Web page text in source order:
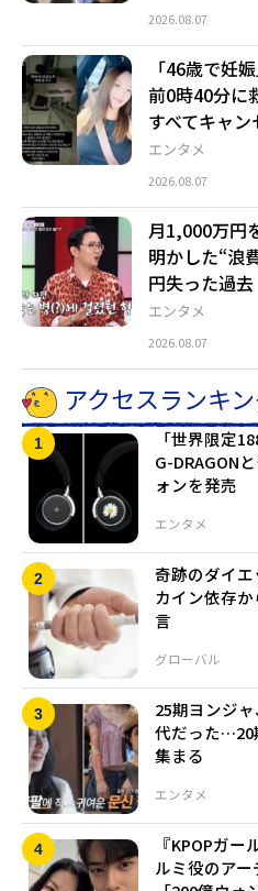
2026.08.07
エンタメ
「46歳で妊
前0時40分に
すべてキャン
2026.08.07
エンタメ
月1,000万円
明かした“浪
円失った過去
2026.08.07
アクセスランキ
エンタメ
「世界限定
G-DRAGON
ォンを発売
グローバル
奇跡のダイ
カイン依存
言
エンタメ
25期ヨンジ
代だった…20
集まる
『KPOPガー
ルミ役のア